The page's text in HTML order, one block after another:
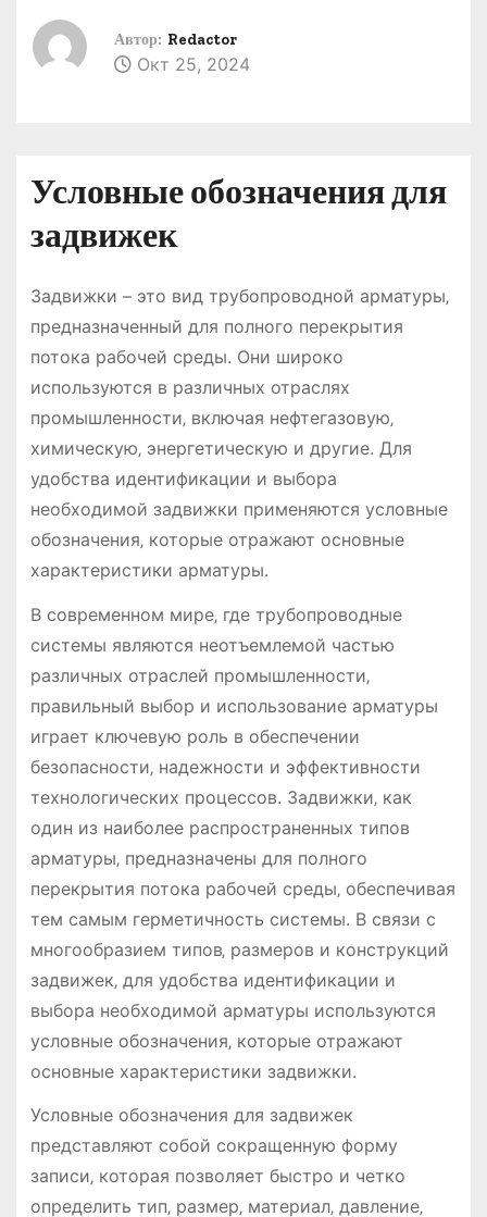
Автор: Redactor
Окт 25, 2024
Условные обозначения для
задвижек
Задвижки – это вид трубопроводной арматуры‚
предназначенный для полного перекрытия
потока рабочей среды. Они широко
используются в различных отраслях
промышленности‚ включая нефтегазовую‚
химическую‚ энергетическую и другие. Для
удобства идентификации и выбора
необходимой задвижки применяются условные
обозначения‚ которые отражают основные
характеристики арматуры.
В современном мире‚ где трубопроводные
системы являются неотъемлемой частью
различных отраслей промышленности‚
правильный выбор и использование арматуры
играет ключевую роль в обеспечении
безопасности‚ надежности и эффективности
технологических процессов. Задвижки‚ как
один из наиболее распространенных типов
арматуры‚ предназначены для полного
перекрытия потока рабочей среды‚ обеспечивая
тем самым герметичность системы. В связи с
многообразием типов‚ размеров и конструкций
задвижек‚ для удобства идентификации и
выбора необходимой арматуры используются
условные обозначения‚ которые отражают
основные характеристики задвижки.
Условные обозначения для задвижек
представляют собой сокращенную форму
записи‚ которая позволяет быстро и четко
определить тип‚ размер‚ материал‚ давление‚